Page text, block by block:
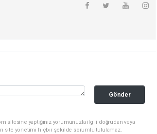
Gönder
sitesine yaptığınız yorumunuzla ilgili doğrudan veya
site yönetimi hiçbir şekilde sorumlu tutulamaz.